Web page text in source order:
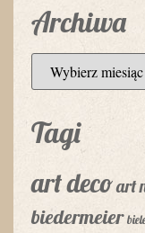
Archiwa
Tagi
art decoart
biedermeier